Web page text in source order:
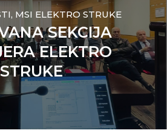
, MSI ELEKTRO STRUKE
SEKCIJA
ELEKTRO
STRUKE